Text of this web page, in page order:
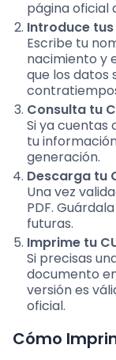
página oficial
Introduce
Escribe tu
nacimiento y
que los
Consulta tu
Si ya cuentas
tu
generación.
Descarga tu
Una vez
PDF.
futuras.
Imprime tu
Si precisas
documento
versión es
oficial.
Cómo